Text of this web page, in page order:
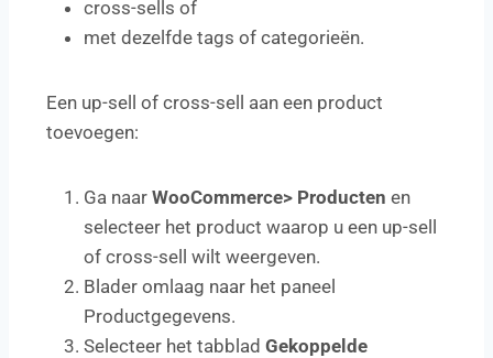
cross-sells of
met dezelfde tags of categorieën.
Een up-sell of cross-sell aan een product
toevoegen:
Ga naar WooCommerce> Producten en
selecteer het product waarop u een up-sell
of cross-sell wilt weergeven.
Blader omlaag naar het paneel
Productgegevens.
Selecteer het tabblad Gekoppelde